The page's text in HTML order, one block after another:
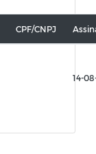
CPF/CNPJ
14-